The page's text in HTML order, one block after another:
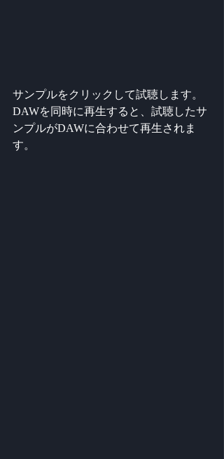
サンプルをクリックして試聴します。
DAWを同時に再生すると、試聴したサ
ンプルがDAWに合わせて再生されま
す。